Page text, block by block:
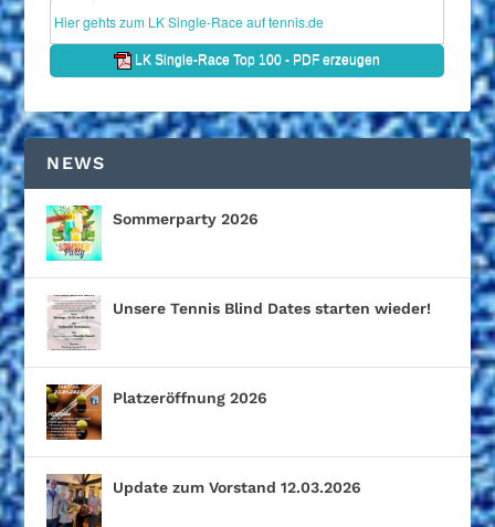
NEWS
Sommerparty 2026
Unsere Tennis Blind Dates starten wieder!
Platzeröffnung 2026
Update zum Vorstand 12.03.2026